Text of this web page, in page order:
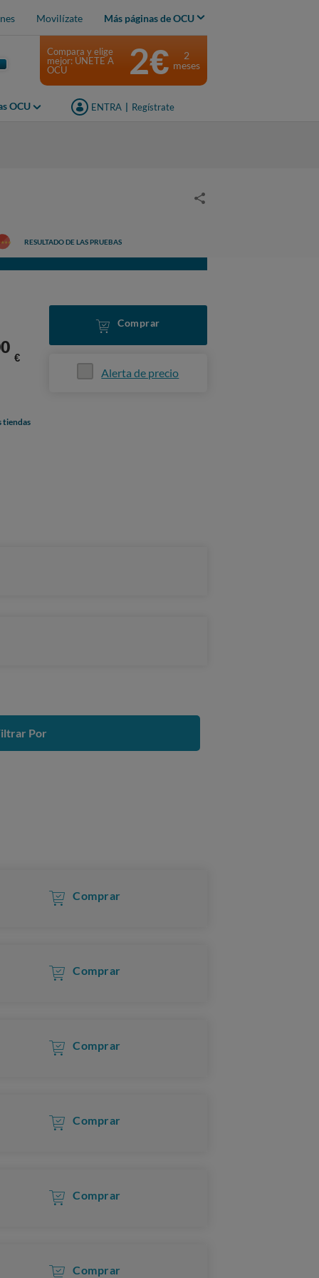
Movilízate Más páginas de OCU
OCU ENTRA Regístrate
Compara y elige
mejor: ÚNETE A
OCU
2€
2
meses
RESULTADO DE LAS PRUEBAS
€
Comprar
Alerta de precio
tiendas
Por
Comprar
Comprar
Comprar
Comprar
Comprar
Comprar